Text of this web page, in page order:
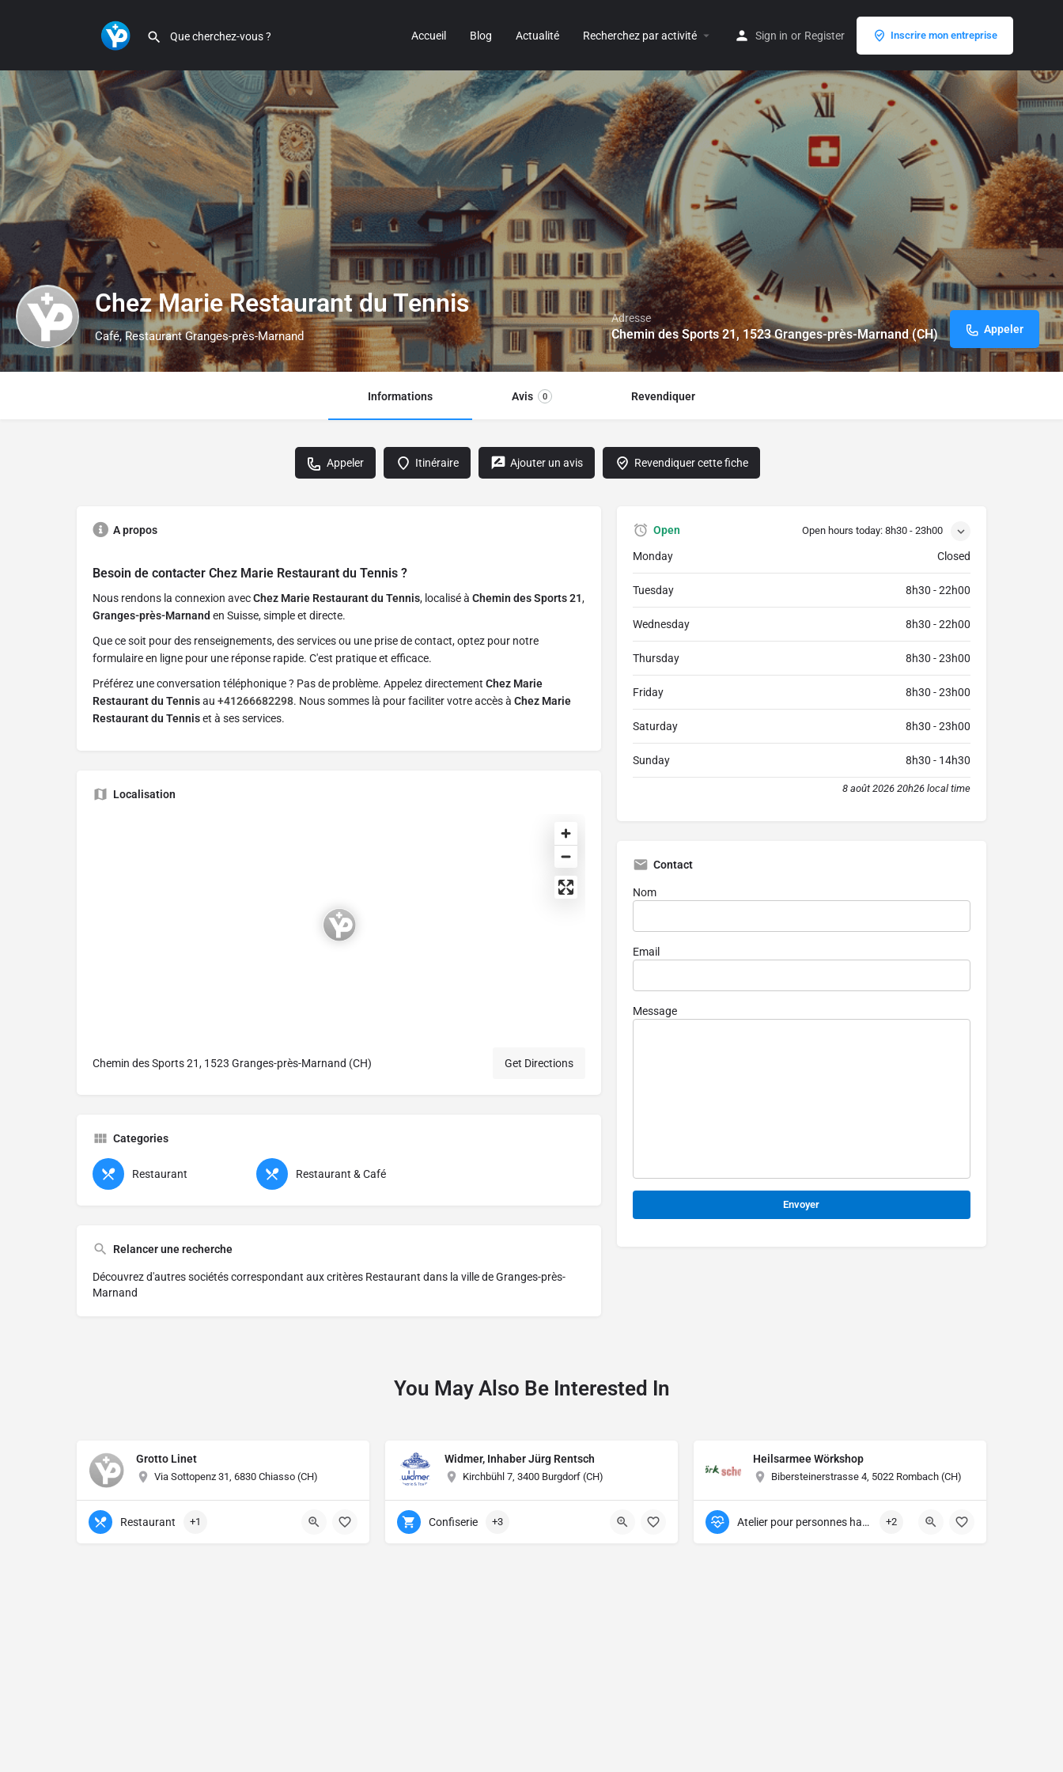
Accueil Blog Actualité Recherchez par activité Sign in or Register Inscrire mon entreprise
Chez Marie Restaurant du Tennis
Café, Restaurant Granges-près-Marnand
Adresse
Chemin des Sports 21, 1523 Granges-près-Marnand (CH) Appeler
Informations Avis 0 Revendiquer
Appeler Itinéraire Ajouter un avis Revendiquer cette fiche
A propos
Besoin de contacter Chez Marie Restaurant du Tennis ?
Nous rendons la connexion avecChez Marie Restaurant du Tennis, localisé à Chemin des Sports 21,
Granges-près-Marnand en Suisse, simple et directe.
Que ce soit pour des renseignements, des services ou une prise de contact, optez pour notre
formulaire en ligne pour une réponse rapide. C'est pratique et efficace.
Préférez une conversation téléphonique ? Pas de problème. Appelez directement Chez Marie
Restaurant du Tennisau +41266682298. Nous sommes là pour faciliter votre accès à Chez Marie
Restaurant du Tenniset à ses services.
Localisation
Chemin des Sports 21, 1523 Granges-près-Marnand (CH) Get Directions
Categories
Restaurant Restaurant & Café
Relancer une recherche
Découvrez d'autres sociétés correspondant aux critères Restaurant dans la ville de Granges-près-
Marnand
Open Open hours today: 8h30 - 23h00
Monday Closed
Tuesday 8h30 - 22h00
Wednesday 8h30 - 22h00
Thursday 8h30 - 23h00
Friday 8h30 - 23h00
Saturday 8h30 - 23h00
Sunday 8h30 - 14h30
8 août 2026 20h26 local time
Contact
Nom
Email
Message
You May Also Be Interested In
Grotto Linet
Via Sottopenz 31, 6830 Chiasso (CH)
Restaurant +1
Widmer, Inhaber Jürg Rentsch
Kirchbühl 7, 3400 Burgdorf (CH)
Confiserie +3
Heilsarmee Wörkshop
Bibersteinerstrasse 4, 5022 Rombach (CH)
Atelier pour personnes handicapées +2